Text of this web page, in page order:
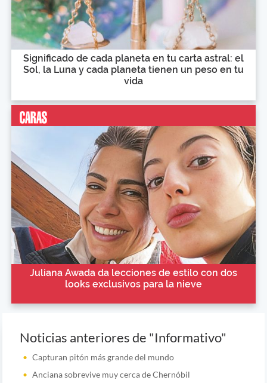
Significado de cada planeta en tu carta astral: el
Sol, la Luna y cada planeta tienen un peso en tu
vida
Juliana Awada da lecciones de estilo con dos
looks exclusivos para la nieve
Noticias anteriores de "Informativo"
Capturan pitón más grande del mundo
Anciana sobrevive muy cerca de Chernóbil